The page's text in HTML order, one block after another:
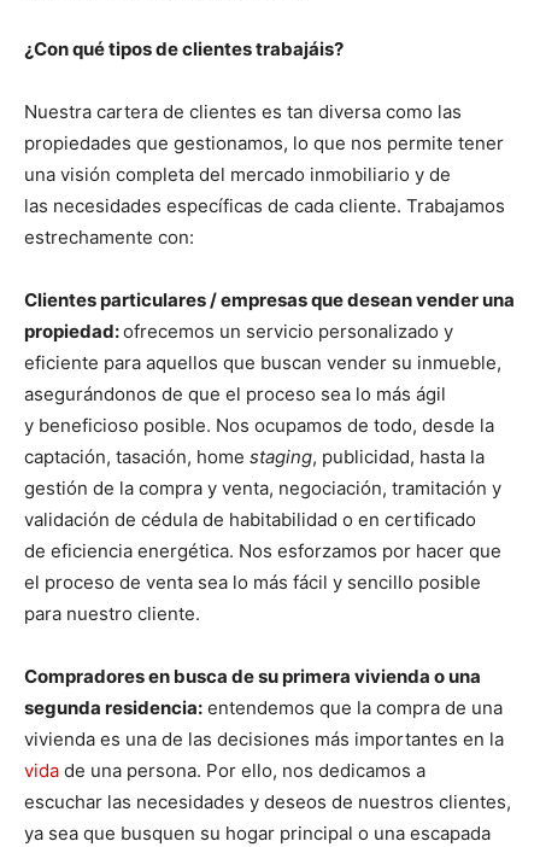
¿Con qué tipos de clientes trabajáis?
Nuestra cartera de clientes es tan diversa como las
propiedades que gestionamos, lo que nos permite tener
una visión completa del mercado inmobiliario y de
las necesidades específicas de cada cliente. Trabajamos
estrechamente con:
Clientes particulares / empresas que desean vender una
propiedad:ofrecemos un servicio personalizado y
eficiente para aquellos que buscan vender su inmueble,
asegurándonos de que el proceso sea lo más ágil
y beneficioso posible. Nos ocupamos de todo, desde la
captación, tasación, home staging, publicidad, hasta la
gestión de la compra y venta, negociación, tramitación y
validación de cédula de habitabilidad o en certificado
de eficiencia energética. Nos esforzamos por hacer que
el proceso de venta sea lo más fácil y sencillo posible
para nuestro cliente.
Compradores en busca de su primera vivienda o una
segunda residencia: entendemos que la compra de una
vivienda es una de las decisiones más importantes en la
vida de una persona. Por ello, nos dedicamos a
escuchar las necesidades y deseos de nuestros clientes,
ya sea que busquen su hogar principal o una escapada